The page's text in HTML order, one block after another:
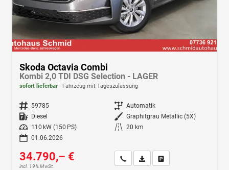
Skoda Octavia Combi
Kombi 2,0 TDI DSG Selection - LAGER
sofort lieferbar Fahrzeug mit Tageszulassung
Fahrzeugnr. 59785 Getriebe Automatik
Kraftstoff Diesel Außenfarbe Graphitgrau Metallic (5X)
Leistung
110 kW (150 PS) Kilometerstand 20 km
01.06.2026
34.790,– €
incl. 19% MwSt.
Wir rufen Sie anFahrzeugexposé (PDF)